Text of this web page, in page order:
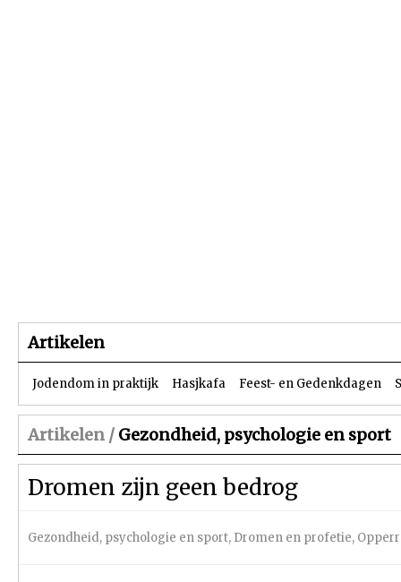
Artikelen
Jodendom in praktijk Hasjkafa Feest- en Gedenkdagen
Artikelen / Gezondheid, psychologie en sport
Dromen zijn geen bedrog
Gezondheid, psychologie en sport, Dromen en profetie,